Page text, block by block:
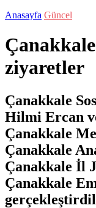
Anasayfa Güncel
ziyaretler
Çanakkale
Hilmi Ercan
Çanakkale
Çanakkale
Çanakkale İl
Çanakkale